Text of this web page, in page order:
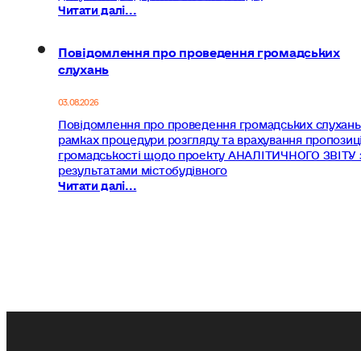
Читати далі...
Повідомлення про проведення громадських
слухань
03.08.2026
Повідомлення про проведення громадських
рамках процедури розгляду та врахування
громадськості щодо проекту АНАЛІТИЧНОГО ЗВІТУ
результатами містобудівного
Читати далі...